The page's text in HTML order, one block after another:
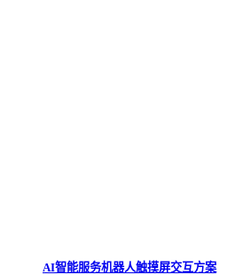
AI智能服务机器人触摸屏交互方案